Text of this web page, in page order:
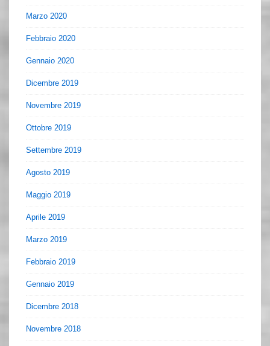
Marzo 2020
Febbraio 2020
Gennaio 2020
Dicembre 2019
Novembre 2019
Ottobre 2019
Settembre 2019
Agosto 2019
Maggio 2019
Aprile 2019
Marzo 2019
Febbraio 2019
Gennaio 2019
Dicembre 2018
Novembre 2018